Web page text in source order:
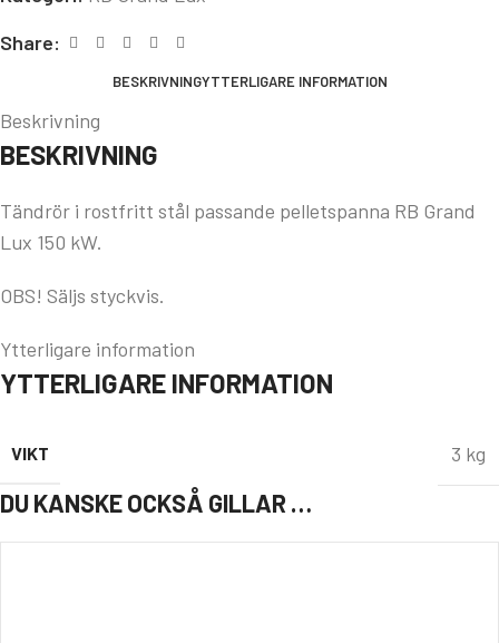
Share:
BESKRIVNINGYTTERLIGARE INFORMATION
Beskrivning
BESKRIVNING
Tändrör i rostfritt stål passande pelletspanna RB Grand
Lux 150 kW.
OBS! Säljs styckvis.
Ytterligare information
YTTERLIGARE INFORMATION
VIKT 3 kg
DU KANSKE OCKSÅ GILLAR …